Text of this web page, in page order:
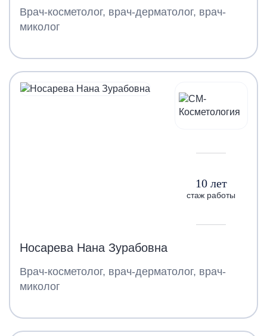
Врач-косметолог, врач-дерматолог, врач-
миколог
10 лет
стаж работы
Носарева Нана Зурабовна
Врач-косметолог, врач-дерматолог, врач-
миколог